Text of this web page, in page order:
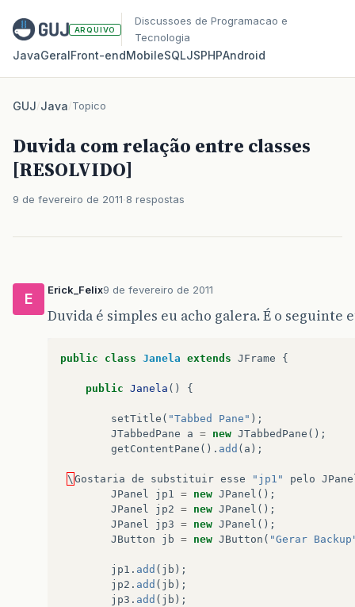
ARQUIVO
Discussoes de Programacao e
Tecnologia
JavaGeralFront‑endMobileSQLJSPHPAndroid
GUJ/Java/Topico
Duvida com relação entre classes
[RESOLVIDO]
9 de fevereiro de 2011 8 respostas
E
Erick_Felix9 de fevereiro de 2011
Duvida é simples eu acho galera. É o seguinte
public class Janela extends JFrame {
public Janela () {
setTitle ( "Tabbed Pane" );
JTabbedPane
a = new JTabbedPane ();
getContentPane (). add ( a );
\ Gostaria de substituir esse "jp1" pelo
JPanel
jp1 = new JPanel ();
JPanel
jp2 = new JPanel ();
JPanel
jp3 = new JPanel ();
JButton
jb = new JButton ( "Gerar
jp1 . add ( jb );
jp2 . add ( jb );
jp3 . add ( jb );